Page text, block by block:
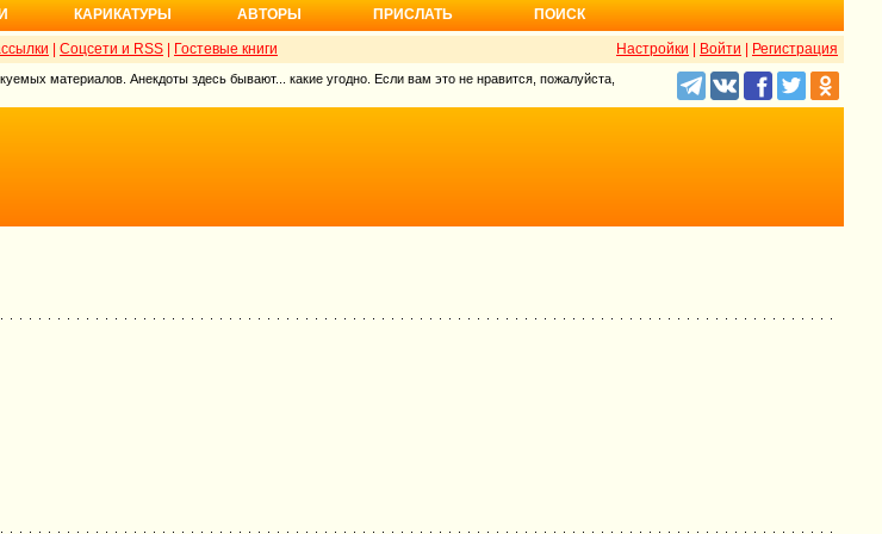
КАРИКАТУРЫ АВТОРЫ ПРИСЛАТЬ ПОИСК
Настройки Войти Регистрация
Соцсети и RSS Гостевые книги
материалов. Анекдоты здесь бывают... какие угодно. Если вам это не нравится, пожалуйста,